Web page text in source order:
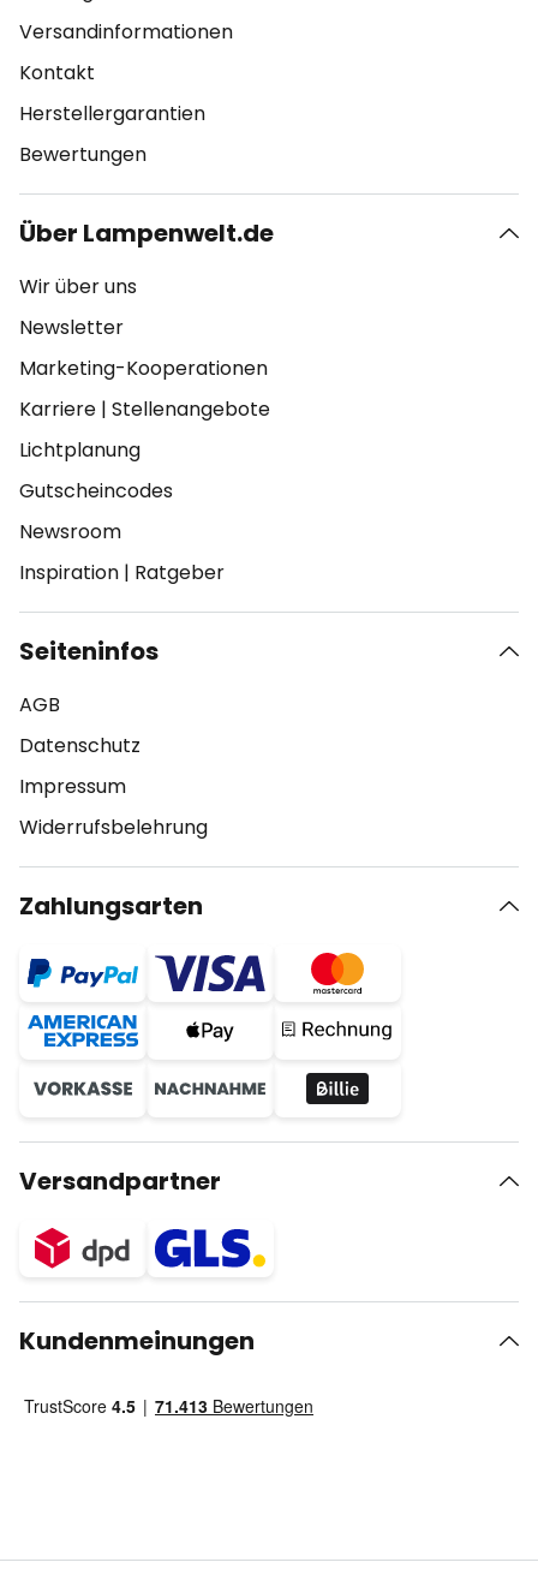
Versandinformationen
Kontakt
Herstellergarantien
Bewertungen
Über Lampenwelt.de
Wir über uns
Newsletter
Marketing-Kooperationen
Karriere | Stellenangebote
Lichtplanung
Gutscheincodes
Newsroom
Inspiration | Ratgeber
Seiteninfos
AGB
Datenschutz
Impressum
Widerrufsbelehrung
Zahlungsarten
Versandpartner
Kundenmeinungen